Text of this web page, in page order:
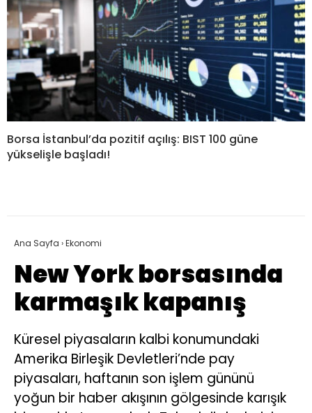
Borsa İstanbul’da pozitif açılış: BIST 100 güne
yükselişle başladı!
Ana Sayfa ›Ekonomi
New York borsasında
karmaşık kapanış
Küresel piyasaların kalbi konumundaki
Amerika Birleşik Devletleri’nde pay
piyasaları, haftanın son işlem gününü
yoğun bir haber akışının gölgesinde karışık